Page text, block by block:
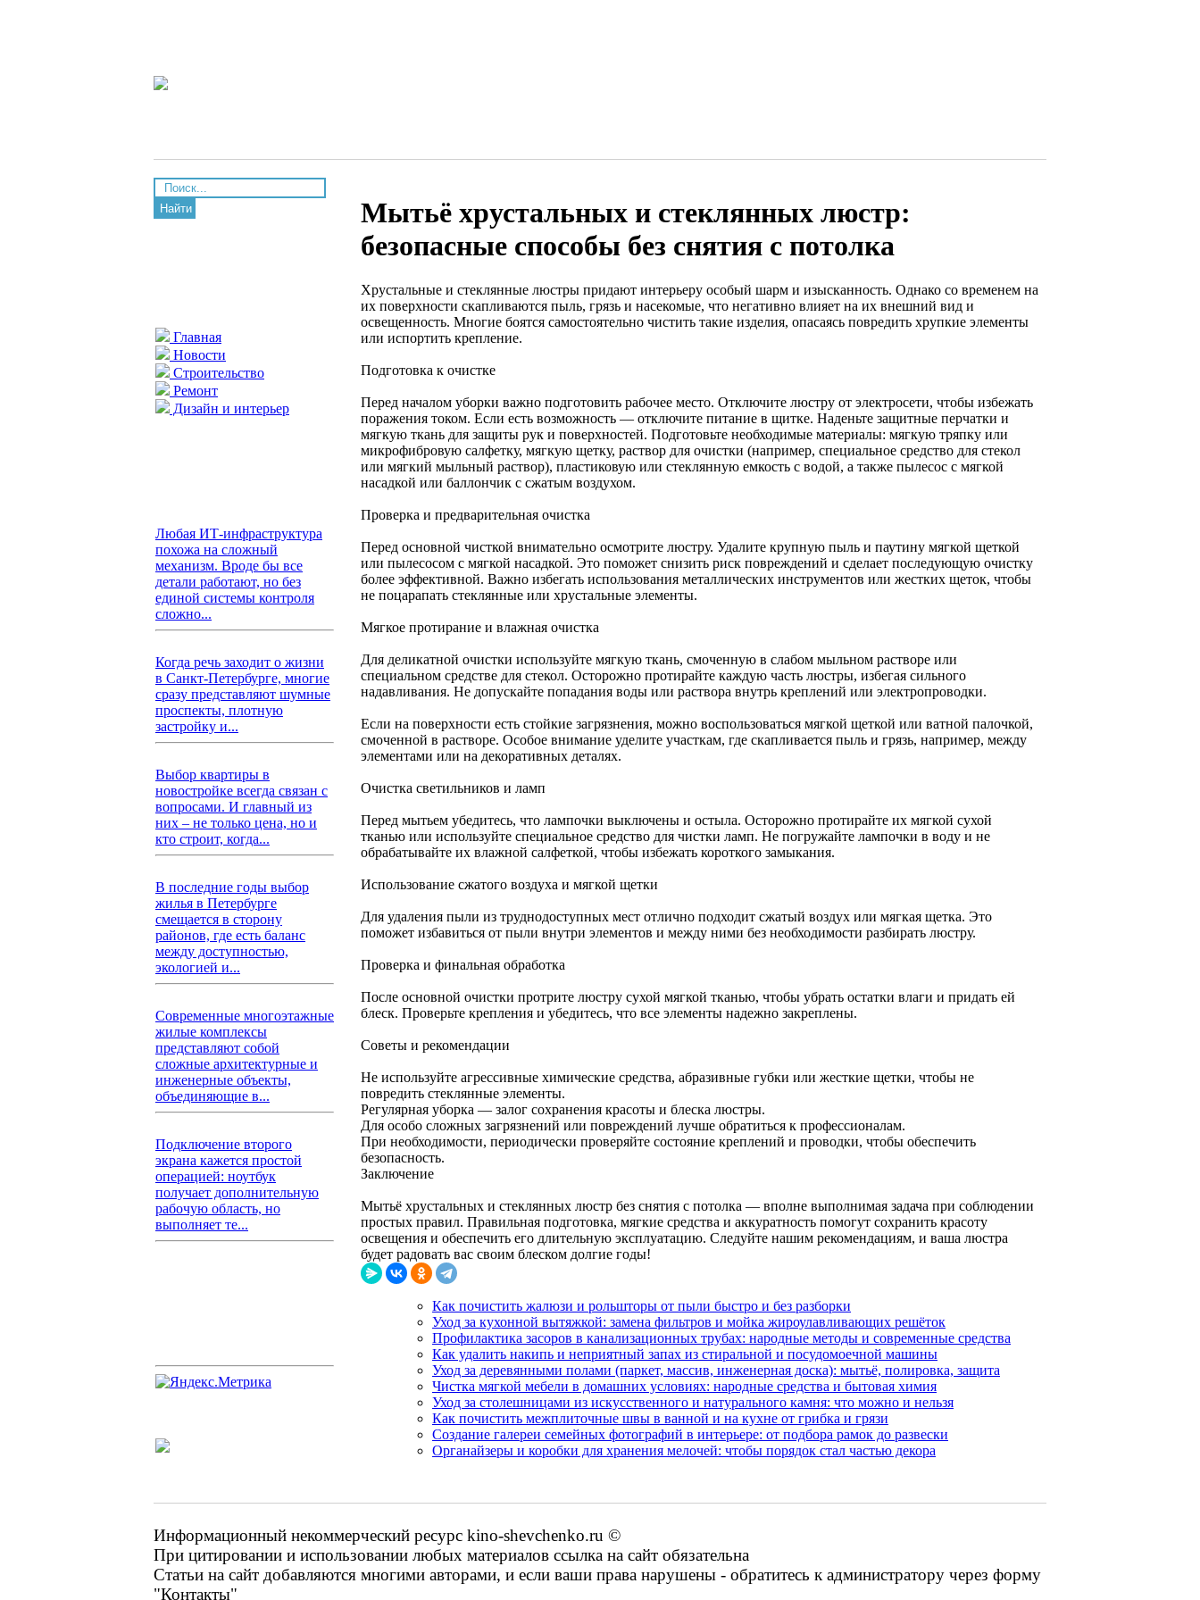
Найти
Главная
Новости
Строительство
Ремонт
Дизайн и интерьер
Любая ИТ-инфраструктура
похожа на сложный
механизм. Вроде бы все
детали работают, но без
единой системы контроля
сложно...
Когда речь заходит о жизни
в Санкт-Петербурге, многие
сразу представляют шумные
проспекты, плотную
застройку и...
Выбор квартиры в
новостройке всегда связан с
вопросами. И главный из
них – не только цена, но и
кто строит, когда...
В последние годы выбор
жилья в Петербурге
смещается в сторону
районов, где есть баланс
между доступностью,
экологией и...
Современные многоэтажные
жилые комплексы
представляют собой
сложные архитектурные и
инженерные объекты,
объединяющие в...
Подключение второго
экрана кажется простой
операцией: ноутбук
получает дополнительную
рабочую область, но
выполняет те...
Мытьё хрустальных и стеклянных люстр:
безопасные способы без снятия с потолка
Хрустальные и стеклянные люстры придают интерьеру особый шарм и изысканность. Однако со временем на
их поверхности скапливаются пыль, грязь и насекомые, что негативно влияет на их внешний вид и
освещенность. Многие боятся самостоятельно чистить такие изделия, опасаясь повредить хрупкие элементы
или испортить крепление.
Подготовка к очистке
Перед началом уборки важно подготовить рабочее место. Отключите люстру от электросети, чтобы избежать
поражения током. Если есть возможность — отключите питание в щитке. Наденьте защитные перчатки и
мягкую ткань для защиты рук и поверхностей. Подготовьте необходимые материалы: мягкую тряпку или
микрофибровую салфетку, мягкую щетку, раствор для очистки (например, специальное средство для стекол
или мягкий мыльный раствор), пластиковую или стеклянную емкость с водой, а также пылесос с мягкой
насадкой или баллончик с сжатым воздухом.
Проверка и предварительная очистка
Перед основной чисткой внимательно осмотрите люстру. Удалите крупную пыль и паутину мягкой щеткой
или пылесосом с мягкой насадкой. Это поможет снизить риск повреждений и сделает последующую очистку
более эффективной. Важно избегать использования металлических инструментов или жестких щеток, чтобы
не поцарапать стеклянные или хрустальные элементы.
Мягкое протирание и влажная очистка
Для деликатной очистки используйте мягкую ткань, смоченную в слабом мыльном растворе или
специальном средстве для стекол. Осторожно протирайте каждую часть люстры, избегая сильного
надавливания. Не допускайте попадания воды или раствора внутрь креплений или электропроводки.
Если на поверхности есть стойкие загрязнения, можно воспользоваться мягкой щеткой или ватной палочкой,
смоченной в растворе. Особое внимание уделите участкам, где скапливается пыль и грязь, например, между
элементами или на декоративных деталях.
Очистка светильников и ламп
Перед мытьем убедитесь, что лампочки выключены и остыла. Осторожно протирайте их мягкой сухой
тканью или используйте специальное средство для чистки ламп. Не погружайте лампочки в воду и не
обрабатывайте их влажной салфеткой, чтобы избежать короткого замыкания.
Использование сжатого воздуха и мягкой щетки
Для удаления пыли из труднодоступных мест отлично подходит сжатый воздух или мягкая щетка. Это
поможет избавиться от пыли внутри элементов и между ними без необходимости разбирать люстру.
Проверка и финальная обработка
После основной очистки протрите люстру сухой мягкой тканью, чтобы убрать остатки влаги и придать ей
блеск. Проверьте крепления и убедитесь, что все элементы надежно закреплены.
Советы и рекомендации
Не используйте агрессивные химические средства, абразивные губки или жесткие щетки, чтобы не
повредить стеклянные элементы.
Регулярная уборка — залог сохранения красоты и блеска люстры.
Для особо сложных загрязнений или повреждений лучше обратиться к профессионалам.
При необходимости, периодически проверяйте состояние креплений и проводки, чтобы обеспечить
безопасность.
Заключение
Мытьё хрустальных и стеклянных люстр без снятия с потолка — вполне выполнимая задача при соблюдении
простых правил. Правильная подготовка, мягкие средства и аккуратность помогут сохранить красоту
освещения и обеспечить его длительную эксплуатацию. Следуйте нашим рекомендациям, и ваша люстра
будет радовать вас своим блеском долгие годы!
Как почистить жалюзи и рольшторы от пыли быстро и без разборки
Уход за кухонной вытяжкой: замена фильтров и мойка жироулавливающих решёток
Профилактика засоров в канализационных трубах: народные методы и современные средства
Как удалить накипь и неприятный запах из стиральной и посудомоечной машины
Уход за деревянными полами (паркет, массив, инженерная доска): мытьё, полировка, защита
Чистка мягкой мебели в домашних условиях: народные средства и бытовая химия
Уход за столешницами из искусственного и натурального камня: что можно и нельзя
Как почистить межплиточные швы в ванной и на кухне от грибка и грязи
Создание галереи семейных фотографий в интерьере: от подбора рамок до развески
Органайзеры и коробки для хранения мелочей: чтобы порядок стал частью декора
Информационный некоммерческий ресурс kino-shevchenko.ru ©
При цитировании и использовании любых материалов ссылка на сайт обязательна
Статьи на сайт добавляются многими авторами, и если ваши права нарушены - обратитесь к администратору через форму
"Контакты"